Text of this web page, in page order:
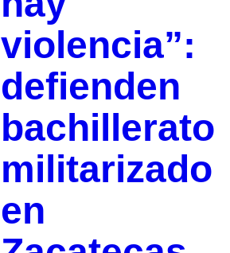
violencia”:
defienden
bachillerato
militarizado
en